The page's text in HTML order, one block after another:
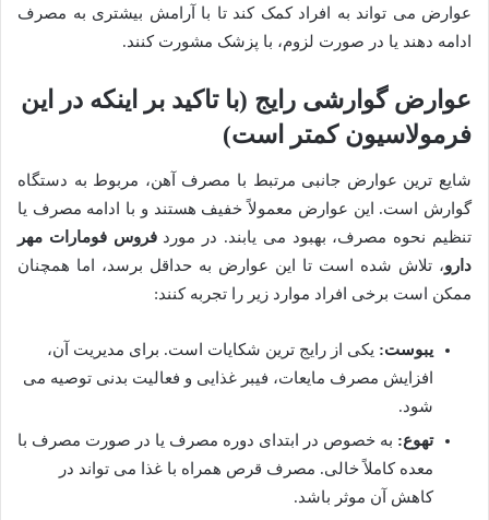
عوارض می تواند به افراد کمک کند تا با آرامش بیشتری به مصرف
ادامه دهند یا در صورت لزوم، با پزشک مشورت کنند.
عوارض گوارشی رایج (با تاکید بر اینکه در این
فرمولاسیون کمتر است)
شایع ترین عوارض جانبی مرتبط با مصرف آهن، مربوط به دستگاه
گوارش است. این عوارض معمولاً خفیف هستند و با ادامه مصرف یا
تنظیم نحوه مصرف، بهبود می یابند. در موردفروس فومارات مهر
دارو، تلاش شده است تا این عوارض به حداقل برسد، اما همچنان
ممکن است برخی افراد موارد زیر را تجربه کنند:
یبوست: یکی از رایج ترین شکایات است. برای مدیریت آن،
افزایش مصرف مایعات، فیبر غذایی و فعالیت بدنی توصیه می
شود.
تهوع: به خصوص در ابتدای دوره مصرف یا در صورت مصرف با
معده کاملاً خالی. مصرف قرص همراه با غذا می تواند در
کاهش آن موثر باشد.